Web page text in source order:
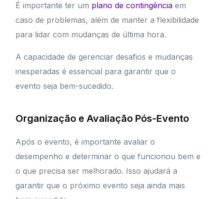
É importante ter um plano de contingência em
caso de problemas, além de manter a flexibilidade
para lidar com mudanças de última hora.
A capacidade de gerenciar desafios e mudanças
inesperadas é essencial para garantir que o
evento seja bem-sucedido.
Organização e Avaliação Pós-Evento
Após o evento, é importante avaliar o
desempenho e determinar o que funcionou bem e
o que precisa ser melhorado. Isso ajudará a
garantir que o próximo evento seja ainda mais